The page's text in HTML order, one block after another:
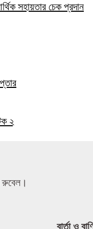
সহায়তার চেক প্রদান
২
রুবেল।
বার্তা ও